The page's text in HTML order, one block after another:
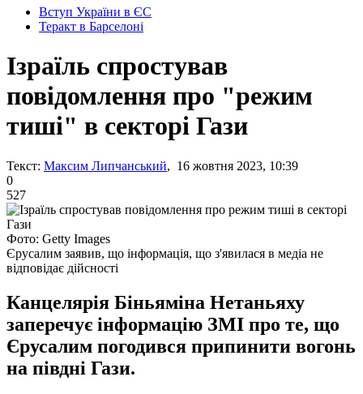
Вступ України в ЄС
Теракт в Барселоні
Ізраїль спростував
повідомлення про "режим
тиші" в секторі Гази
Текст: Максим Липчанський, 16 жовтня 2023, 10:39
0
527
Фото: Getty Images
Єрусалим заявив, що інформація, що з'явилася в медіа не
відповідає дійсності
Канцелярія Біньяміна Нетаньяху
заперечує інформацію ЗМІ про те, що
Єрусалим погодився припинити вогонь
на півдні Гази.